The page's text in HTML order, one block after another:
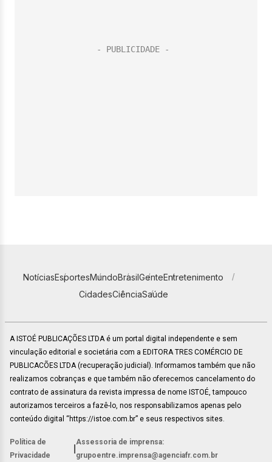
NotíciasEsportesMundoBrasilGenteEntretenimento
CidadesCiênciaSaúde
A ISTOÉ PUBLICAÇÕES LTDA é um portal digital independente e sem
vinculação editorial e societária com a EDITORA TRES COMÉRCIO DE
PUBLICACÕES LTDA (recuperação judicial). Informamos também que não
realizamos cobranças e que também não oferecemos cancelamento do
contrato de assinatura da revista impressa de nome ISTOÉ, tampouco
autorizamos terceiros a fazê-lo, nos responsabilizamos apenas pelo
conteúdo digital “https://istoe.com.br” e seus respectivos sites.
Política de
Privacidade
Assessoria de imprensa:
grupoentre.imprensa@agenciafr.com.br